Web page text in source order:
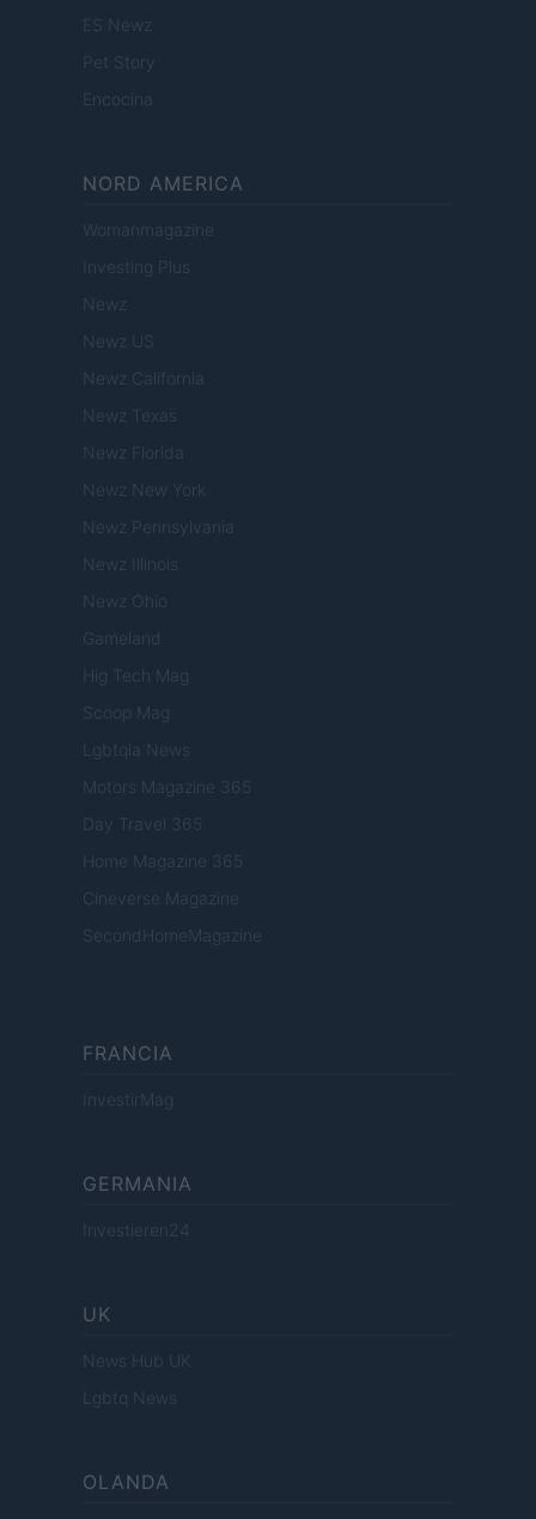
ES Newz
Pet Story
Encocina
NORD AMERICA
Womanmagazine
Investing Plus
Newz
Newz US
Newz California
Newz Texas
Newz Florida
Newz New York
Newz Pennsylvania
Newz Illinois
Newz Ohio
Gameland
Hig Tech Mag
Scoop Mag
Lgbtqia News
Motors Magazine 365
Day Travel 365
Home Magazine 365
Cineverse Magazine
SecondHomeMagazine
FRANCIA
InvestirMag
GERMANIA
Investieren24
UK
News Hub UK
Lgbtq News
OLANDA